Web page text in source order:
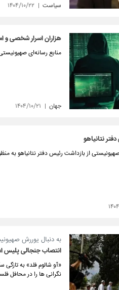
سیاست
۱۴۰۴/۱۰/۲۲
هزاران اسرار شخصی و
منابع رسانه‌ای
جهان ۱۴۰۴/۱۰/۲۱
نتانیاهو
از بازداشت رئیس دفتر نتانیاهو به
۲۱
به دنبال یوررش
انتصاب جنجالی پلیس
«آو شالوم فلد» به
نگرانی‌ ها را در محافل